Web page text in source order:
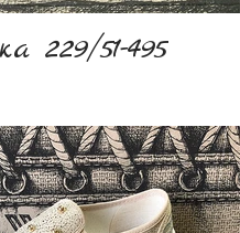
229/51-495